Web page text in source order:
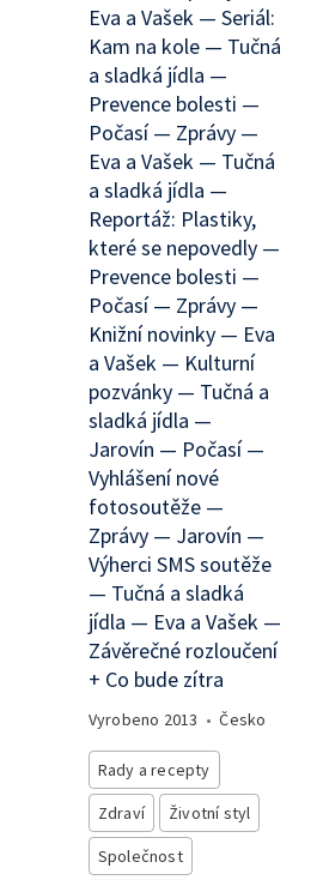
Eva a Vašek — Seriál:
Kam na kole — Tučná
a sladká jídla —
Prevence bolesti —
Počasí — Zprávy —
Eva a Vašek — Tučná
a sladká jídla —
Reportáž: Plastiky,
které se nepovedly —
Prevence bolesti —
Počasí — Zprávy —
Knižní novinky — Eva
a Vašek — Kulturní
pozvánky — Tučná a
sladká jídla —
Jarovín — Počasí —
Vyhlášení nové
fotosoutěže —
Zprávy — Jarovín —
Výherci SMS soutěže
— Tučná a sladká
jídla — Eva a Vašek —
Závěrečné rozloučení
+ Co bude zítra
Vyrobeno 2013 •Česko
Rady a recepty
Zdraví
Životní styl
Společnost